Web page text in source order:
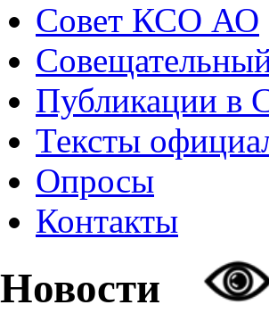
Совет КСО АО
Публикации
Тексты
Опросы
Контакты
Новости